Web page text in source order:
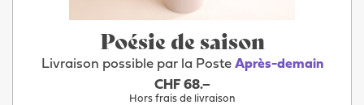
Poésie de saison
Livraison possible par la Poste Après-demain
CHF 68.–
Hors frais de livraison